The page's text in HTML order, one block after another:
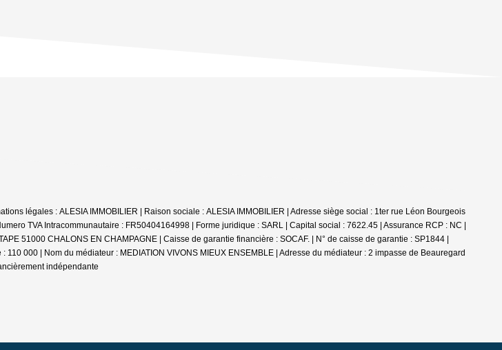
légales : ALESIA IMMOBILIER | Raison sociale : ALESIA IMMOBILIER | Adresse siège social : 1ter rue Léon Bourgeois
TVA Intracommunautaire : FR50404164998 | Forme juridique : SARL | Capital social : 7622.45 | Assurance RCP : NC |
51000 CHALONS EN CHAMPAGNE | Caisse de garantie financière : SOCAF. | N° de caisse de garantie : SP1844 |
000 | Nom du médiateur : MEDIATION VIVONS MIEUX ENSEMBLE | Adresse du médiateur : 2 impasse de Beauregard
indépendante